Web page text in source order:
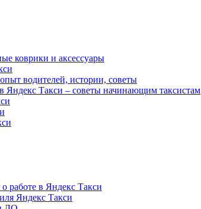
коврики и аксессуары
водителей, истории, советы
Яндекс Такси – советы начинающим таксистам
работе в Яндекс Такси
Яндекс Такси